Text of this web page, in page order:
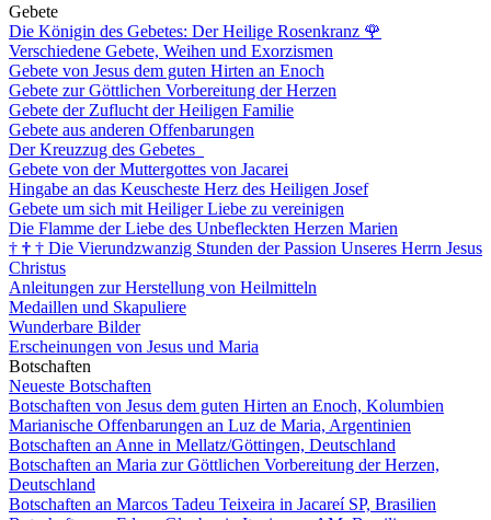
Gebete
Die Königin des Gebetes: Der Heilige Rosenkranz 🌹
Verschiedene Gebete, Weihen und Exorzismen
Gebete von Jesus dem guten Hirten an Enoch
Gebete zur Göttlichen Vorbereitung der Herzen
Gebete der Zuflucht der Heiligen Familie
Gebete aus anderen Offenbarungen
Der Kreuzzug des Gebetes
Gebete von der Muttergottes von Jacarei
Hingabe an das Keuscheste Herz des Heiligen Josef
Gebete um sich mit Heiliger Liebe zu vereinigen
Die Flamme der Liebe des Unbefleckten Herzen Marien
† † † Die Vierundzwanzig Stunden der Passion Unseres Herrn Jesus
Christus
Anleitungen zur Herstellung von Heilmitteln
Medaillen und Skapuliere
Wunderbare Bilder
Erscheinungen von Jesus und Maria
Botschaften
Neueste Botschaften
Botschaften von Jesus dem guten Hirten an Enoch, Kolumbien
Marianische Offenbarungen an Luz de Maria, Argentinien
Botschaften an Anne in Mellatz/Göttingen, Deutschland
Botschaften an Maria zur Göttlichen Vorbereitung der Herzen,
Deutschland
Botschaften an Marcos Tadeu Teixeira in Jacareí SP, Brasilien